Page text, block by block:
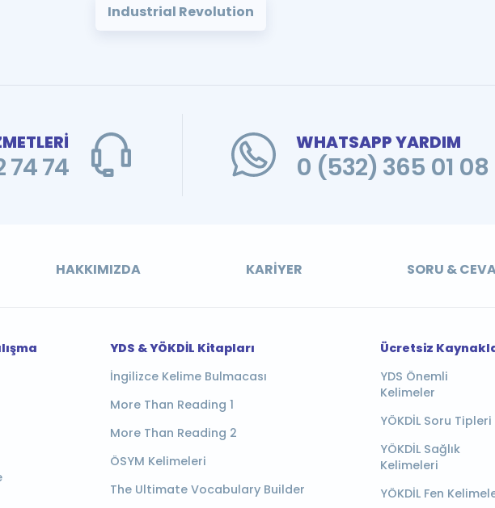
Industrial Revolution
74
WHATSAPP YARDIM
0 (532) 365 01 08
HAKKIMIZDA KARIYER SORU &
YDS & YÖKDİL Kitapları
İngilizce Kelime Bulmacası
More Than Reading 1
More Than Reading 2
ÖSYM Kelimeleri
The Ultimate Vocabulary Builder
Ücretsiz
YDS Önemli
Kelimeler
YÖKDİL Soru Tipleri
YÖKDİL Sağlık
Kelimeleri
YÖKDİL Fen